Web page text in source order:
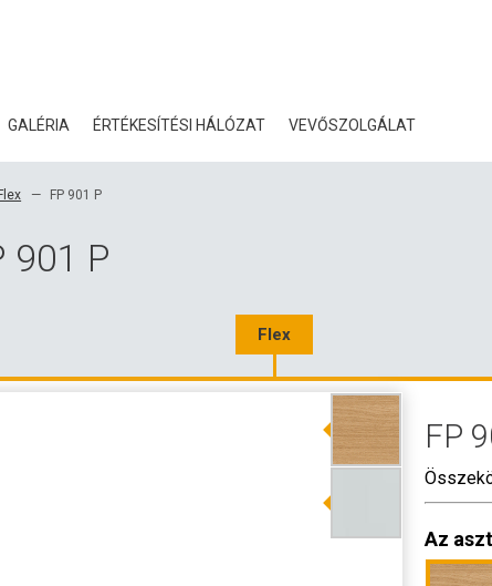
GALÉRIA ÉRTÉKESÍTÉSI HÁLÓZAT VEVŐSZOLGÁLAT
BLOG
3D ADATOK
FP 901 P
901 P
Flex
FP
Az